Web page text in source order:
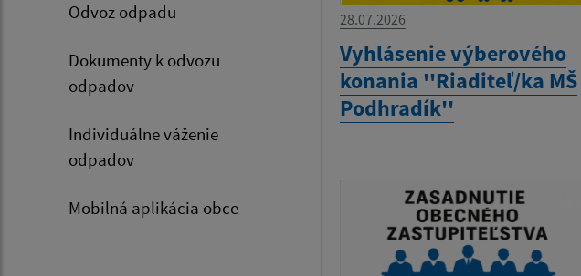
Odvoz odpadu
Dokumenty k odvozu
odpadov
Individuálne váženie
odpadov
Mobilná aplikácia obce
28.07.2026
Vyhlásenie výberového
konania ''Riaditeľ/ka MŠ
Podhradík''